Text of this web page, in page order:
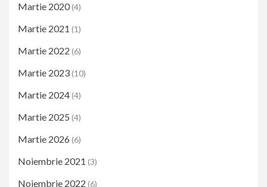
Martie 2020(4)
Martie 2021 (1)
Martie 2022 (6)
Martie 2023(10)
Martie 2024(4)
Martie 2025 (4)
Martie 2026 (6)
Noiembrie 2021 (3)
Noiembrie 2022 (6)